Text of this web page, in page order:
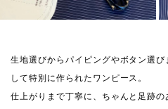
生地選びからパイピングやボタン選
して特別に作られたワンピース。
仕上がりまで丁寧に、ちゃんと足跡